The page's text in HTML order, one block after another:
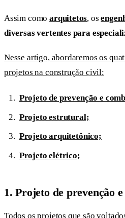
Assim comoarquitetos, os
diversas vertentes para
Nesse artigo, abordaremos os
projetos na construção civil:
Projeto de prevenção e
Projeto estrutural;
Projeto arquitetônico;
Projeto elétrico;
1.Projeto de prevenção
Todos os projetos que são